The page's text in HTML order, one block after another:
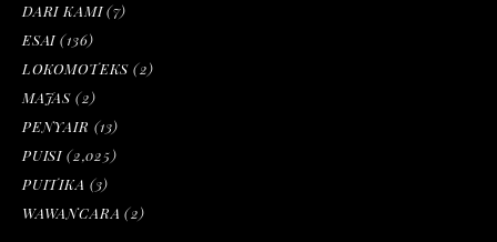
DARI KAMI(7)
ESAI (136)
LOKOMOTEKS (2)
MAJAS (2)
PENYAIR (13)
PUISI (2,025)
PUITIKA (3)
WAWANCARA (2)